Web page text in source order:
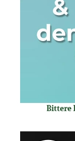
Bittere